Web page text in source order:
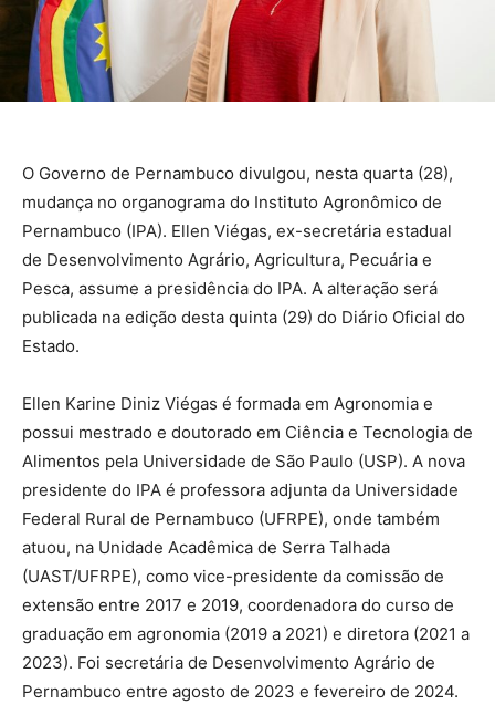
O Governo de Pernambuco divulgou, nesta quarta (28),
mudança no organograma do Instituto Agronômico de
Pernambuco (IPA). Ellen Viégas, ex-secretária estadual
de Desenvolvimento Agrário, Agricultura, Pecuária e
Pesca, assume a presidência do IPA. A alteração será
publicada na edição desta quinta (29) do Diário Oficial do
Estado.
Ellen Karine Diniz Viégas é formada em Agronomia e
possui mestrado e doutorado em Ciência e Tecnologia de
Alimentos pela Universidade de São Paulo (USP). A nova
presidente do IPA é professora adjunta da Universidade
Federal Rural de Pernambuco (UFRPE), onde também
atuou, na Unidade Acadêmica de Serra Talhada
(UAST/UFRPE), como vice-presidente da comissão de
extensão entre 2017 e 2019, coordenadora do curso de
graduação em agronomia (2019 a 2021) e diretora (2021 a
2023). Foi secretária de Desenvolvimento Agrário de
Pernambuco entre agosto de 2023 e fevereiro de 2024.